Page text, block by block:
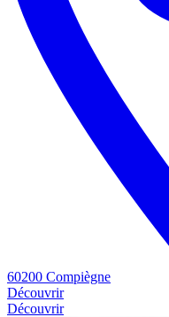
60200 Compiègne
Découvrir
Découvrir